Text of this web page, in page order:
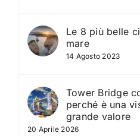
Le 8 più belle
mare
14 Agosto 2023
Tower Bridge
perché è una
grande valore
20 Aprile 2026